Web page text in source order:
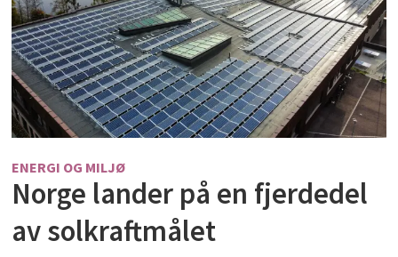
ENERGI OG MILJØ
Norge lander på en fjerdedel
av solkraftmålet